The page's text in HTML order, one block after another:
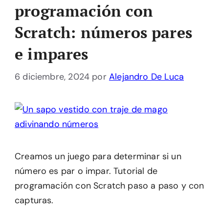
programación con
Scratch: números pares
e impares
6 diciembre, 2024 por Alejandro De Luca
Creamos un juego para determinar si un
número es par o impar. Tutorial de
programación con Scratch paso a paso y con
capturas.